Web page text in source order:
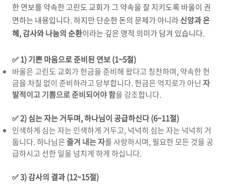
한 연보를 약속한 고린도 교회가 그 약속을 잘 지키도록 바울이 권
면하는 내용입니다.하지만 단순한 돈의 문제가 아니라신앙과 은
혜,감사와 나눔의 순환이라는 깊은 영적 의미가 담겨 있습니다.
✅1)기쁜 마음으로 준비된 연보(1~5절)
바울은 고린도 교회가 헌금을 준비해 왔다고 칭찬하며, 약속한 헌
금을 차질 없이 준비하라고 당부합니다.헌금은 억지로가 아닌 자
발적이고 기쁨으로 준비되어야 함을 강조합니다.
✅2)심는 자는 거두며,하나님이 공급하신다(6~11절)
인색하게 심는 자는 인색하게 거두고, 넉넉히 심는 자는 넉넉히 거
둡니다.하나님은즐겨 내는 자를 사랑하시며, 필요한 모든 것을 공
급하시고 선한 일을 넘치게 하게 하십니다.
✅3)감사의 결과(12~15절)